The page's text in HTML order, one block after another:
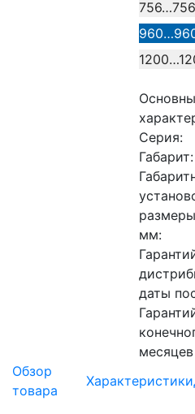
756…756
Серия:
Габарит:
мм:
даты
Обзор
товара
Характеристики